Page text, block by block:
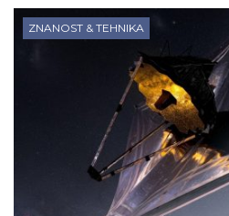
ZNANOST & TEHNIKA